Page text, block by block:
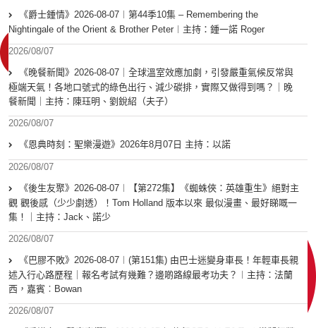
《爵士鍾情》2026-08-07︱第44季10集 – Remembering the
Nightingale of the Orient & Brother Peter︱主持：鍾一諾 Roger
2026/08/07
《晚餐新聞》2026-08-07｜全球溫室效應加劇，引發嚴重氣候反常與
極端天氣！各地口號式的綠色出行、減少碳排，實際又做得到嗎？｜晚
餐新聞｜主持：陳珏明、劉銳紹（夫子）
2026/08/07
《恩典時刻：聖樂漫遊》2026年8月07日 主持：以諾
2026/08/07
《後生友聚》2026-08-07︱【第272集】《蜘蛛俠：英雄重生》絕對主
觀 觀後感（少少劇透）！Tom Holland 版本以來 最似漫畫、最好睇嘅一
集！｜主持：Jack、諾少
2026/08/07
《巴膠不敗》2026-08-07︱(第151集) 由巴士迷變身車長！年輕車長親
述入行心路歷程｜報名考試有幾難？邊啲路線最考功夫？︱主持：法蘭
西，嘉賓︰Bowan
2026/08/07